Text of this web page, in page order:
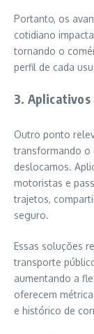
Portanto, os
cotidiano
tornando o
perfil de cada
3.
Outro ponto
transformando o
deslocamos.
motoristas e
trajetos,
seguro.
Essas soluções
transporte
aumentando a
oferecem
e histórico de